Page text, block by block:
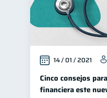
14 / 01 / 2021
Cinco consejos
financiera este